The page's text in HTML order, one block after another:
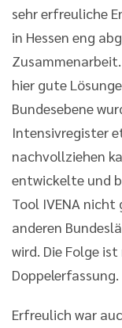
sehr erfreuliche
in Hessen eng
hier gute
Bundesebene
Intensivregister
nachvollziehen
entwickelte und
Tool IVENA
anderen
wird. Die Folge
Doppelerfassung.
Erfreulich war